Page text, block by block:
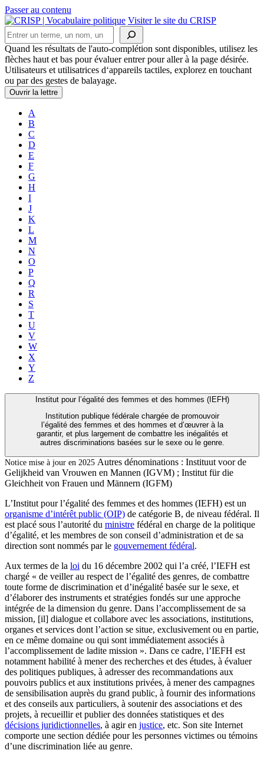
Passer au contenu
Navigation
principale
Visiter le site du CRISP
Rechercher
Quand les résultats de l'auto-complétion sont disponibles, utilisez les
flèches haut et bas pour évaluer entrer pour aller à la page désirée.
Utilisateurs et utilisatrices d‘appareils tactiles, explorez en touchant
ou par des gestes de balayage.
Ouvrir la lettre
A
B
C
D
E
F
G
H
I
J
K
L
M
N
O
P
Q
R
S
T
U
V
W
X
Y
Z
Institut pour l’égalité des femmes et des hommes (IEFH)
Institution publique fédérale chargée de promouvoir
l’égalité des femmes et des hommes et d’œuvrer à la
garantir, et plus largement de combattre les inégalités et
autres discriminations basées sur le sexe ou le genre.
Notice mise à jour en 2025 Autres dénominations : Instituut voor de
Gelijkheid van Vrouwen en Mannen (IGVM) ; Institut für die
Gleichheit von Frauen und Männern (IGFM)
L’Institut pour l’égalité des femmes et des hommes (IEFH) est un
organisme d’intérêt public (OIP) de catégorie B, de niveau fédéral. Il
est placé sous l’autorité du ministre fédéral en charge de la politique
d’égalité, et les membres de son conseil d’administration et de sa
direction sont nommés par le gouvernement fédéral.
Aux termes de la loi du 16 décembre 2002 qui l’a créé, l’IEFH est
chargé « de veiller au respect de l’égalité des genres, de combattre
toute forme de discrimination et d’inégalité basée sur le sexe, et
d’élaborer des instruments et stratégies fondés sur une approche
intégrée de la dimension du genre. Dans l’accomplissement de sa
mission, [il] dialogue et collabore avec les associations, institutions,
organes et services dont l’action se situe, exclusivement ou en partie,
en ce même domaine ou qui sont immédiatement associés à
l’accomplissement de ladite mission ». Dans ce cadre, l’IEFH est
notamment habilité à mener des recherches et des études, à évaluer
des politiques publiques, à adresser des recommandations aux
pouvoirs publics et aux institutions privées, à mener des campagnes
de sensibilisation auprès du grand public, à fournir des informations
et des conseils aux particuliers, à soutenir des associations et des
projets, à recueillir et publier des données statistiques et des
décisions juridictionnelles, à agir en justice, etc. Son site Internet
comporte une section dédiée pour les personnes victimes ou témoins
d’une discrimination liée au genre.